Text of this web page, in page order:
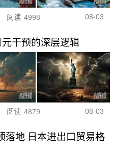
阅读 4998 08-03
干预的深层逻辑
阅读 4879 08-03
落地 日本进出口贸易格